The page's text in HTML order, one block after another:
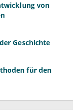
von
Geschichte
für den